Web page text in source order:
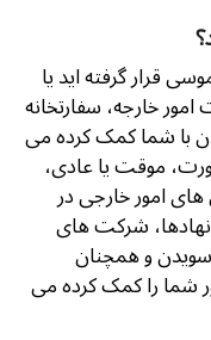
قرار گرفته اید یا
خارجه، سفارتخانه
با شما کمک کرده می
موقت یا عادی،
امور خارجی در
نهادها، شرکت های
و همچنان
شما را کمک کرده می